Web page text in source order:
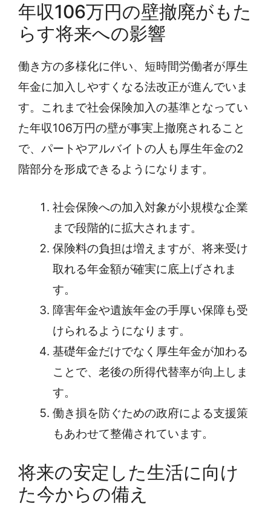
年収106万円の壁撤廃がもた
らす将来への影響
働き方の多様化に伴い、短時間労働者が厚生
年金に加入しやすくなる法改正が進んでいま
す。これまで社会保険加入の基準となってい
た年収106万円の壁が事実上撤廃されること
で、パートやアルバイトの人も厚生年金の2
階部分を形成できるようになります。
社会保険への加入対象が小規模な企業
まで段階的に拡大されます。
保険料の負担は増えますが、将来受け
取れる年金額が確実に底上げされま
す。
障害年金や遺族年金の手厚い保障も受
けられるようになります。
基礎年金だけでなく厚生年金が加わる
ことで、老後の所得代替率が向上しま
す。
働き損を防ぐための政府による支援策
もあわせて整備されています。
将来の安定した生活に向け
た今からの備え